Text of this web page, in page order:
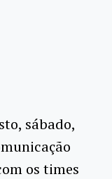
sábado,
os times